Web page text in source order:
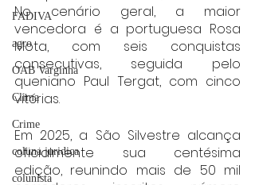
FADIVA
agro
OAB Varginha
Clima
Crime
coluna juridica
colunista
No cenário geral, a maior
vencedora é a portuguesa Rosa
Mota, com seis conquistas
consecutivas, seguida pelo
queniano Paul Tergat, com cinco
vitórias.
Em 2025, a São Silvestre alcança
oficialmente sua centésima
edição, reunindo mais de 50 mil